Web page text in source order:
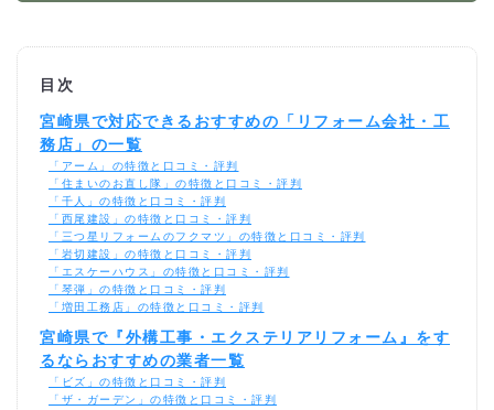
目次
宮崎県で対応できるおすすめの「リフォーム会社・工
務店」の一覧
「アーム」の特徴と口コミ・評判
「住まいのお直し隊」の特徴と口コミ・評判
「千人」の特徴と口コミ・評判
「西尾建設」の特徴と口コミ・評判
「三つ星リフォームのフクマツ」の特徴と口コミ・評判
「岩切建設」の特徴と口コミ・評判
「エスケーハウス」の特徴と口コミ・評判
「琴弾」の特徴と口コミ・評判
「増田工務店」の特徴と口コミ・評判
宮崎県で『外構工事・エクステリアリフォーム』をす
るならおすすめの業者一覧
「ビズ」の特徴と口コミ・評判
「ザ・ガーデン」の特徴と口コミ・評判